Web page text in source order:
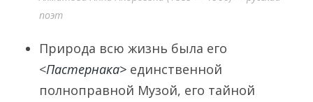
поэт
Природа всю жизнь была его
<Пастернака> единственной
полноправной Музой, его тайной